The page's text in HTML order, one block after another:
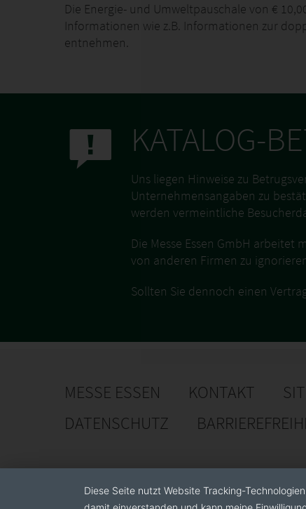
Die Energie- und Umweltpauschale von €
Informationen wie z.B. Informationen zur
entnehmen.
KATALOG-
Uns liegen Hinweise zu
Unternehmensangaben zu
werden vermeintliche
Die Messe Essen GmbH arbeitet
von anderen Firmen zu
Sollten Sie dennoch einen
MESSE ESSEN KONTAKT
DATENSCHUTZ
Diese Seite nutzt Website Tracking-